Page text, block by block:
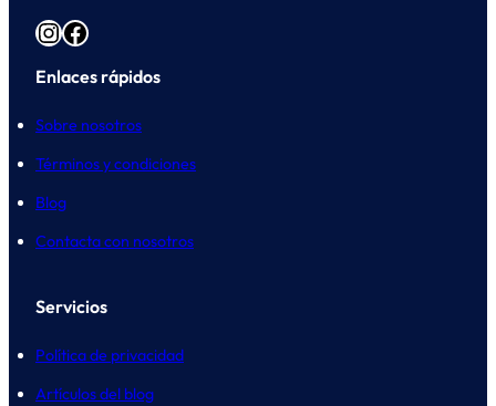
InstagramFacebook
Enlaces rápidos
Sobre nosotros
Términos y condiciones
Blog
Contacta con nosotros
Servicios
Política de privacidad
Artículos del blog